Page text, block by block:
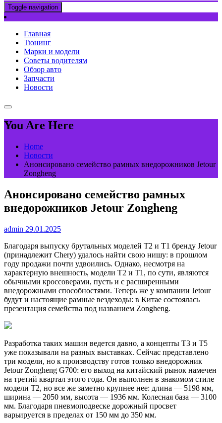
Toggle navigation
Главная
Тюнинг
Марки и модели
Советы водителям
Обзор авто
Запчасти
Новости
You Are Here
Home
Новости
Анонсировано семейство рамных внедорожников Jetour
Zongheng
Анонсировано семейство рамных
внедорожников Jetour Zongheng
admin 29.01.2025
Благодаря выпуску брутальных моделей T2 и T1 бренду Jetour
(принадлежит Chery) удалось найти свою нишу: в прошлом
году продажи почти удвоились. Однако, несмотря на
характерную внешность, модели T2 и T1, по сути, являются
обычными кроссоверами, пусть и с расширенными
внедорожными способностями. Теперь же у компании Jetour
будут и настоящие рамные вездеходы: в Китае состоялась
презентация семейства под названием Zongheng.
Разработка таких машин ведется давно, а концепты T3 и T5
уже показывали на разных выставках. Сейчас представлено
три модели, но к производству готов только внедорожник
Jetour Zongheng G700: его выход на китайский рынок намечен
на третий квартал этого года. Он выполнен в знакомом стиле
модели T2, но все же заметно крупнее нее: длина — 5198 мм,
ширина — 2050 мм, высота — 1936 мм. Колесная база — 3100
мм. Благодаря пневмоподвеске дорожный просвет
варьируется в пределах от 150 мм до 350 мм.